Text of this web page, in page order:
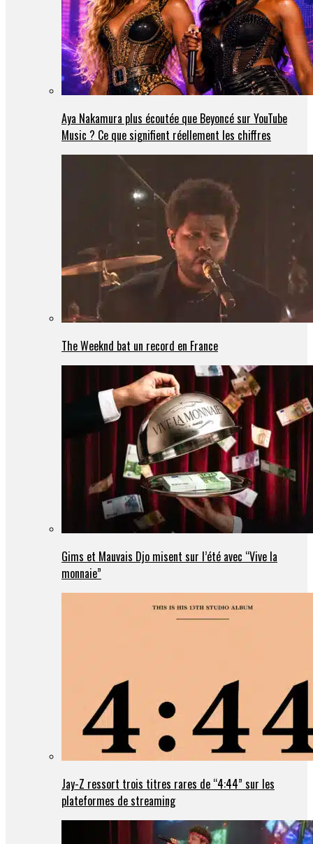
Aya Nakamura plus écoutée que Beyoncé sur YouTube
Music ? Ce que signifient réellement les chiffres
The Weeknd bat un record en France
Gims et Mauvais Djo misent sur l’été avec “Vive la
monnaie”
Jay-Z ressort trois titres rares de “4:44” sur les
plateformes de streaming